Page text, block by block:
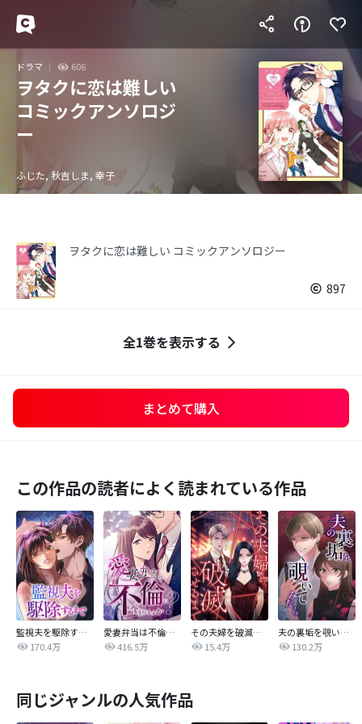
ドラマ 606
ヲタクに恋は難しい
コミックアンソロジ
ー
ふじた, 秋吉しま, 幸子
ヲタクに恋は難しい コミックアンソロジー
897
全1巻を表示する
まとめて購入
この作品の読者によく読まれている作品
監視夫を駆除するまで
170.4万
愛妻弁当は不倫に含まれますか？
416.5万
その夫婦を破滅させるまで
15.4万
夫の裏垢を覗いてみたら
130.2万
同じジャンルの人気作品